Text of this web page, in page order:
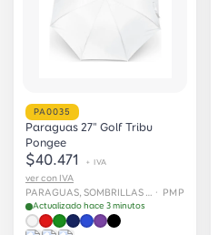
PA0035
Paraguas 27" Golf Tribu
Pongee
$40.471 + IVA
ver con IVA
· PMP
Actualizado hace 3 minutos